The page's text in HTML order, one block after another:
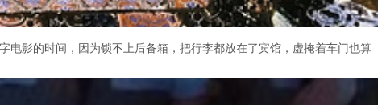
影的时间，因为锁不上后备箱，把行李都放在了宾馆，虚掩着车门也算